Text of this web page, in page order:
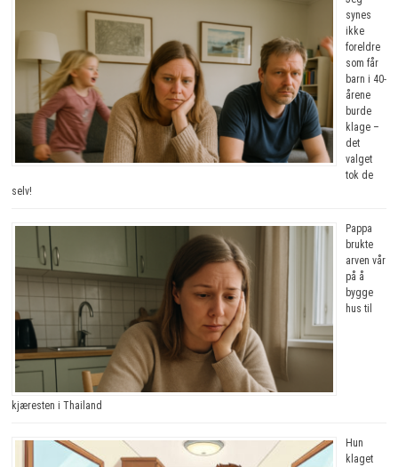
synes
ikke
foreldre
som får
barn i 40-
årene
burde
klage –
det
valget
tok de
selv!
Pappa
brukte
arven vår
på å
bygge
hus til
kjæresten i Thailand
Hun
klaget